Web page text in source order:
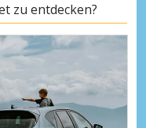
zu entdecken?